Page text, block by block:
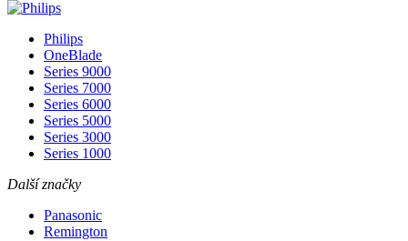
Philips
OneBlade
Series 9000
Series 7000
Series 6000
Series 5000
Series 3000
Series 1000
Další značky
Panasonic
Remington